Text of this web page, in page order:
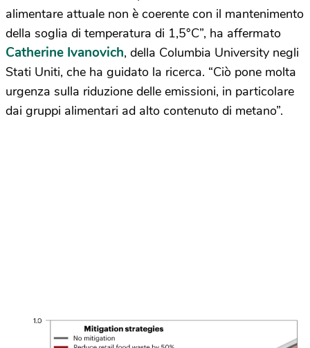
alimentare attuale non è coerente con il mantenimento
della soglia di temperatura di 1,5°C”, ha affermato
Catherine Ivanovich, della Columbia University negli
Stati Uniti, che ha guidato la ricerca. “Ciò pone molta
urgenza sulla riduzione delle emissioni, in particolare
dai gruppi alimentari ad alto contenuto di metano”.